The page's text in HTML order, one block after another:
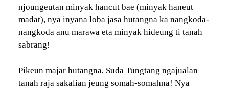
njoungeutan minyak hancut bae (minyak haneut
madat), nya inyana loba jasa hutangna ka nangkoda-
nangkoda anu marawa eta minyak hideung ti tanah
sabrang!
Pikeun majar hutangna, Suda Tungtang ngajualan
tanah raja sakalian jeung somah-somahna! Nya